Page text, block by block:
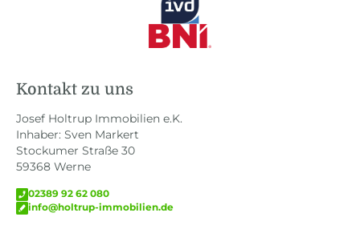
Kontakt zu uns
Josef Holtrup Immobilien e.K.
Inhaber: Sven Markert
Stockumer Straße 30
59368 Werne
02389 92 62 080
info@holtrup-immobilien.de